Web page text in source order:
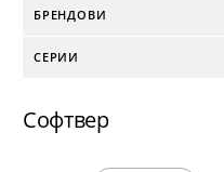
БРЕНДОВИ
СЕРИИ
Софтвер